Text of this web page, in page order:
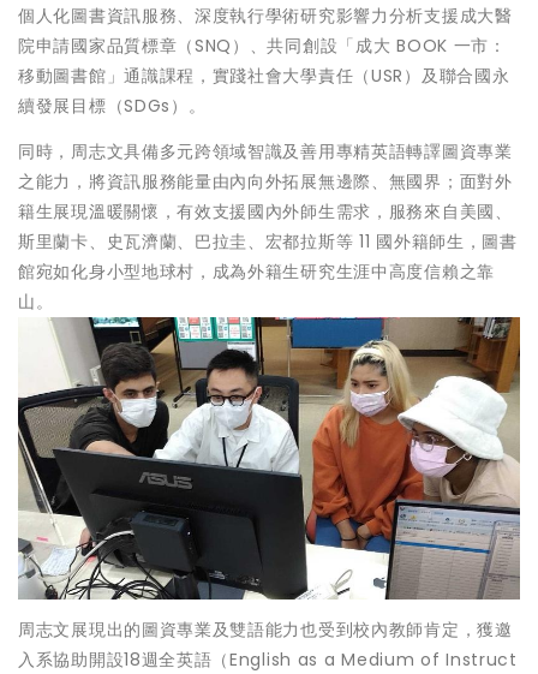
個人化圖書資訊服務、深度執行學術研究影響力分析支援成大醫
院申請國家品質標章（SNQ）、共同創設「成大 BOOK 一市：
移動圖書館」通識課程，實踐社會大學責任（USR）及聯合國永
續發展目標（SDGs）。
同時，周志文具備多元跨領域智識及善用專精英語轉譯圖資專業
之能力，將資訊服務能量由內向外拓展無邊際、無國界；面對外
籍生展現溫暖關懷，有效支援國內外師生需求，服務來自美國、
斯里蘭卡、史瓦濟蘭、巴拉圭、宏都拉斯等 11 國外籍師生，圖書
館宛如化身小型地球村，成為外籍生研究生涯中高度信賴之靠
山。
周志文展現出的圖資專業及雙語能力也受到校內教師肯定，獲邀
入系協助開設18週全英語（English as a Medium of Instruct